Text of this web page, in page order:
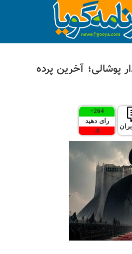
پوشالی؛ آخرین پرده
264
+
رای دهید
8
-